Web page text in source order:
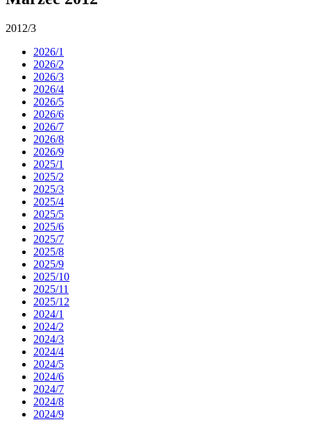
2012/3
2026/1
2026/2
2026/3
2026/4
2026/5
2026/6
2026/7
2026/8
2026/9
2025/1
2025/2
2025/3
2025/4
2025/5
2025/6
2025/7
2025/8
2025/9
2025/10
2025/11
2025/12
2024/1
2024/2
2024/3
2024/4
2024/5
2024/6
2024/7
2024/8
2024/9